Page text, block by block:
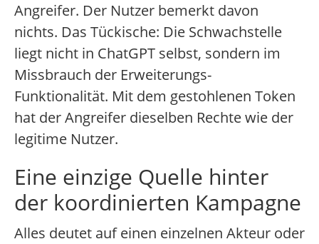
Angreifer. Der Nutzer bemerkt davon
nichts. Das Tückische: Die Schwachstelle
liegt nicht in ChatGPT selbst, sondern im
Missbrauch der Erweiterungs-
Funktionalität. Mit dem gestohlenen Token
hat der Angreifer dieselben Rechte wie der
legitime Nutzer.
Eine einzige Quelle hinter
der koordinierten Kampagne
Alles deutet auf einen einzelnen Akteur oder